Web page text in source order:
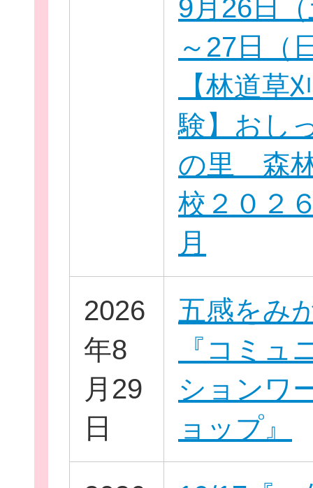
新規登
9月26日
～27日（
【林道草
験】おし
の里 森
校２０２
月
2026
年8
月29
日
五感をみ
『コミュ
ションワ
ョップ』